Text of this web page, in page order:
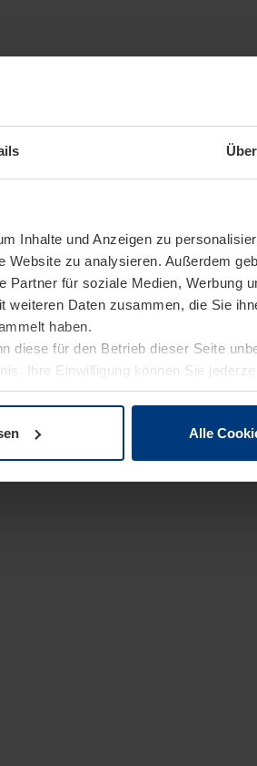
Inhalte und Anzeigen zu
Website zu analysieren. Außerdem
für soziale Medien, Werbung
Daten zusammen, die Sie
haben.
diese für den Betrieb dieser Seite
Ihre Einwilligung können Sie
ändern oder widerrufen.
Alle